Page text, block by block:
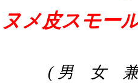
ヌメ皮スモー
( 男 女